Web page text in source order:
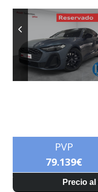
PVP
79.139€
Precio